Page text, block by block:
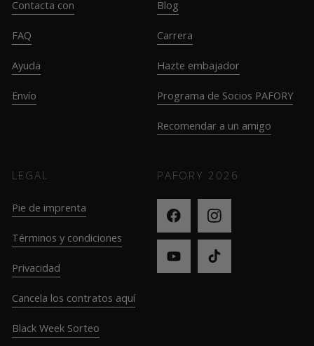
Contacta con
FAQ
Ayuda
Envío
Blog
Carrera
Hazte embajador
Programa de Socios PAFORY
Recomendar a un amigo
LEGAL
Pie de imprenta
Términos y condiciones
Privacidad
Cancela los contratos aquí
Black Week Sorteo
PAFORY 2026